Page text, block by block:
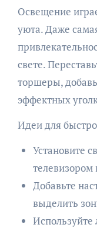
Освещение
уюта. Даже
свете.
торшеры,
эффектных
Идеи для
Установите
Добавьте
выделить